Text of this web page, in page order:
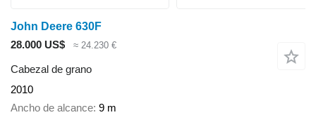
John Deere 630F
28.000 US$
≈ 24.230 €
Cabezal de grano
2010
Ancho de alcance 9 m